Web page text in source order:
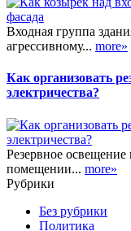
Входная группа
агрессивному... more»
Как организовать
электричества?
Резервное освещение
помещении... more»
Рубрики
Без рубрики
Политика